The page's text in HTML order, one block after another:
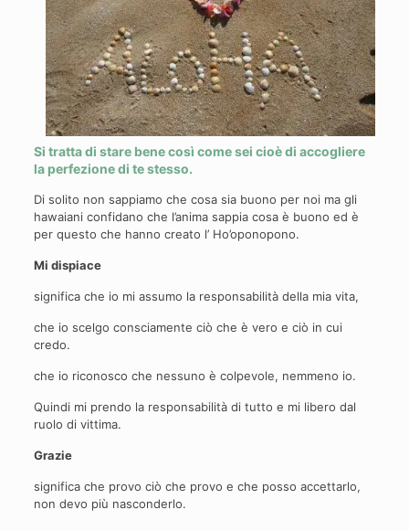
Si tratta di stare bene così come sei cioè di accogliere
la perfezione di te stesso.
Di solito non sappiamo che cosa sia buono per noi ma gli
hawaiani confidano che l’anima sappia cosa è buono ed è
per questo che hanno creato l’ Ho’oponopono.
Mi dispiace
significa che io mi assumo la responsabilità della mia vita,
che io scelgo consciamente ciò che è vero e ciò in cui
credo.
che io riconosco che nessuno è colpevole, nemmeno io.
Quindi mi prendo la responsabilità di tutto e mi libero dal
ruolo di vittima.
Grazie
significa che provo ciò che provo e che posso accettarlo,
non devo più nasconderlo.